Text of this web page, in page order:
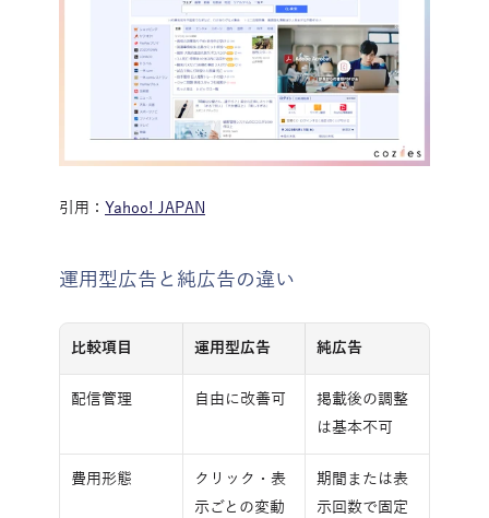
引用： Yahoo! JAPAN
運用型広告と純広告の違い
比較項目 運用型広告 純広告
配信管理 自由に改善可
掲載後の調整
は基本不可
費用形態
クリック・表
示ごとの変動
期間または表
示回数で固定